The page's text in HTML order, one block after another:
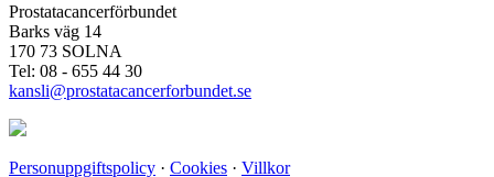
Prostatacancerförbundet
Barks väg 14
170 73 SOLNA
Tel: 08 - 655 44 30
kansli@prostatacancerforbundet.se
Personuppgiftspolicy · Cookies · Villkor